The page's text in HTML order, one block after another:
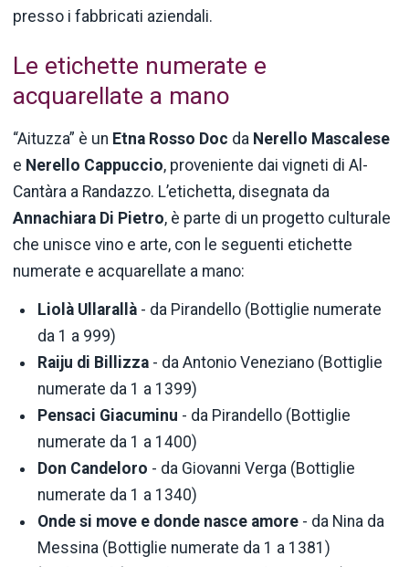
presso i fabbricati aziendali.
Le etichette numerate e
acquarellate a mano
“Aituzza” è un Etna Rosso Doc da Nerello Mascalese
e Nerello Cappuccio, proveniente dai vigneti di Al-
Cantàra a Randazzo. L’etichetta, disegnata da
Annachiara Di Pietro, è parte di un progetto culturale
che unisce vino e arte, con le seguenti etichette
numerate e acquarellate a mano:
Liolà Ullarallà - da Pirandello (Bottiglie numerate
da 1 a 999)
Raiju di Billizza - da Antonio Veneziano (Bottiglie
numerate da 1 a 1399)
Pensaci Giacuminu - da Pirandello (Bottiglie
numerate da 1 a 1400)
Don Candeloro - da Giovanni Verga (Bottiglie
numerate da 1 a 1340)
Onde si move e donde nasce amore - da Nina da
Messina (Bottiglie numerate da 1 a 1381)